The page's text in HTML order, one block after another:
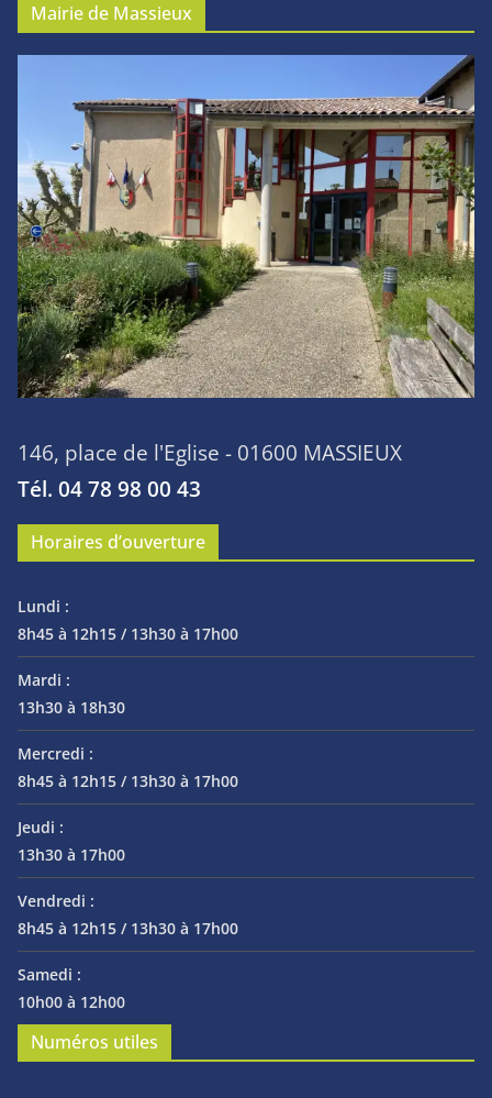
Mairie de Massieux
146, place de l'Eglise - 01600 MASSIEUX
Tél. 04 78 98 00 43
Horaires d’ouverture
Lundi :
8h45 à 12h15 / 13h30 à 17h00
Mardi :
13h30 à 18h30
Mercredi :
8h45 à 12h15 / 13h30 à 17h00
Jeudi :
13h30 à 17h00
Vendredi :
8h45 à 12h15 / 13h30 à 17h00
Samedi :
10h00 à 12h00
Numéros utiles